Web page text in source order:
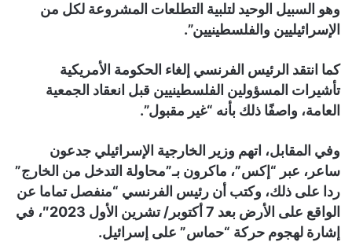
وهو السبيل الوحيد لتلبية التطلعات المشروعة لكل من
الإسرائيليين والفلسطينيين”.
كما انتقد الرئيس الفرنسي إلغاء الحكومة الأمريكية
تأشيرات المسؤولين الفلسطينيين قبل انعقاد الجمعية
العامة، واصفًا ذلك بأنه “غير مقبول”.
وفي المقابل، اتهم وزير الخارجية الإسرائيلي جدعون
ساعر، عبر “إكس”، ماكرون بـ”محاولة التدخل من الخارج”
ردا على ذلك، وكتب أن رئيس الفرنسي “منفصل تماما عن
الواقع على الأرض بعد 7 أكتوبر/ تشرين الأول 2023″، في
إشارة لهجوم حركة “حماس” على إسرائيل.